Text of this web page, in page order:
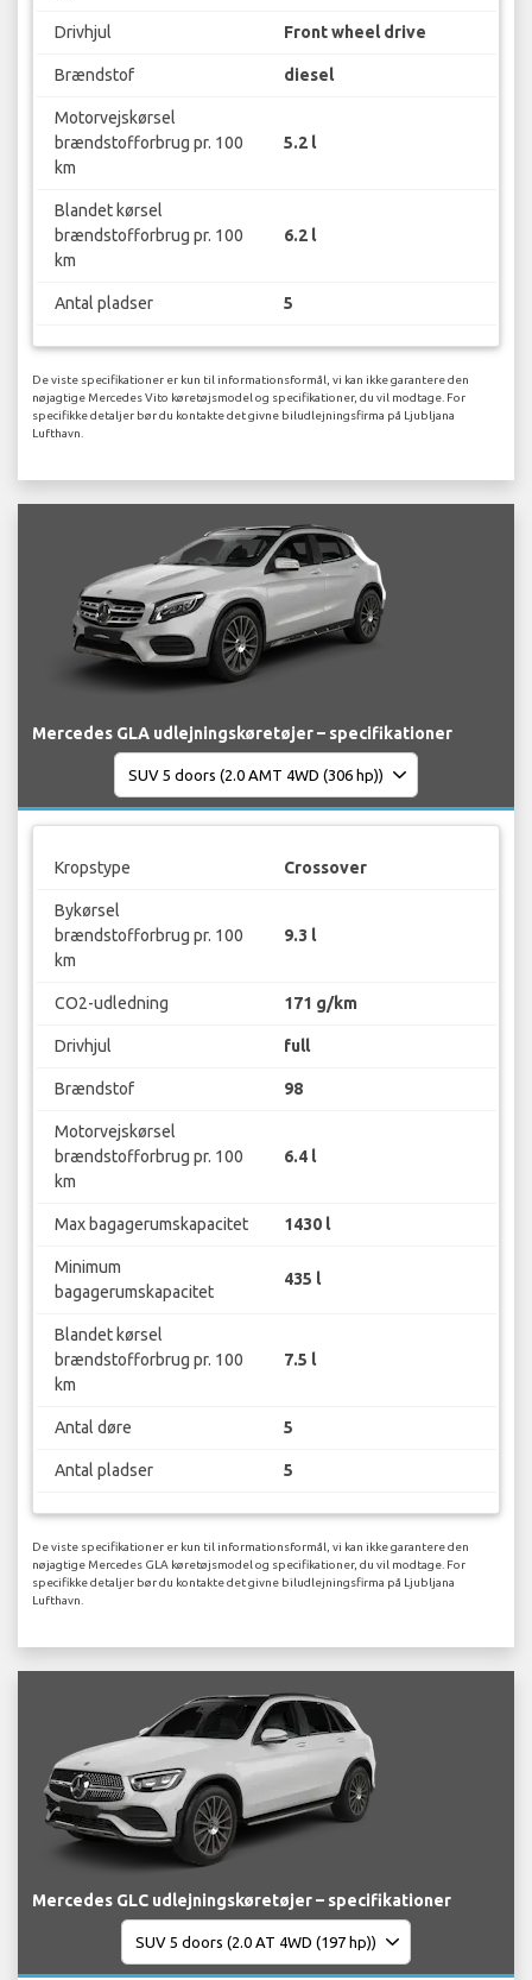
Drivhjul Front wheel drive
Brændstof diesel
Motorvejskørsel
brændstofforbrug pr. 100
km
5.2 l
Blandet kørsel
brændstofforbrug pr. 100
km
6.2 l
Antal pladser 5
De viste specifikationer er kun til informationsformål, vi kan ikke garantere den
nøjagtige Mercedes Vito køretøjsmodel og specifikationer, du vil modtage. For
specifikke detaljer bør du kontakte det givne biludlejningsfirma på Ljubljana
Lufthavn.
Mercedes GLA udlejningskøretøjer – specifikationer
Kropstype Crossover
Bykørsel
brændstofforbrug pr. 100
km
9.3 l
CO2-udledning 171 g/km
Drivhjul full
Brændstof 98
Motorvejskørsel
brændstofforbrug pr. 100
km
6.4 l
Max bagagerumskapacitet 1430 l
Minimum
bagagerumskapacitet
435 l
Blandet kørsel
brændstofforbrug pr. 100
km
7.5 l
Antal døre 5
Antal pladser 5
De viste specifikationer er kun til informationsformål, vi kan ikke garantere den
nøjagtige Mercedes GLA køretøjsmodel og specifikationer, du vil modtage. For
specifikke detaljer bør du kontakte det givne biludlejningsfirma på Ljubljana
Lufthavn.
Mercedes GLC udlejningskøretøjer – specifikationer